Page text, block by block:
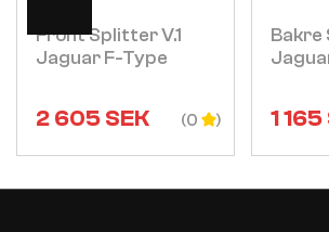
Front Splitter V.1
Jaguar F-Type
2 605SEK (0
Bakre
1 165